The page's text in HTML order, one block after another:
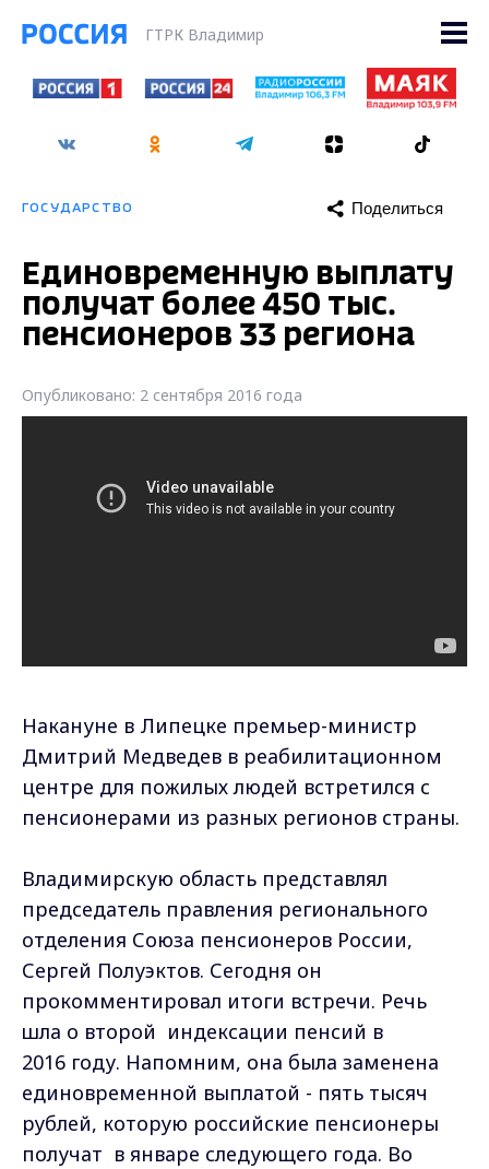
ГТРК Владимир
ГОСУДАРСТВО Поделиться
Единовременную выплату
получат более 450 тыс.
пенсионеров 33 региона
Опубликовано: 2 сентября 2016 года
Накануне в Липецке премьер-министр
Дмитрий Медведев в реабилитационном
центре для пожилых людей встретился с
пенсионерами из разных регионов страны.
Владимирскую область представлял
председатель правления регионального
отделения Союза пенсионеров России,
Сергей Полуэктов. Сегодня он
прокомментировал итоги встречи. Речь
шла о второй индексации пенсий в
2016 году. Напомним, она была заменена
единовременной выплатой - пять тысяч
рублей, которую российские пенсионеры
получат в январе следующего года. Во